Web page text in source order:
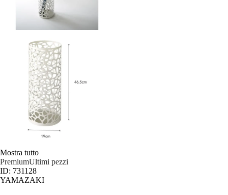
Mostra tutto
PremiumUltimi pezzi
ID: 731128
YAMAZAKI